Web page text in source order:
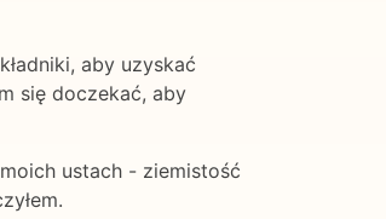
aby uzyskać
się doczekać, aby
ustach - ziemistość